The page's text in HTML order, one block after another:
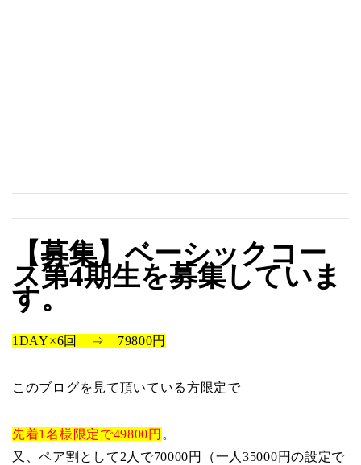
【募集】ベーシックコー
ス第4期生を募集していま
す。
1DAY×6回 ⇒ 79800円
このブログを見て頂いている方限定で
先着1名様限定で49800円 。
又、ペア割として2人で70000円（一人35000円の設定で